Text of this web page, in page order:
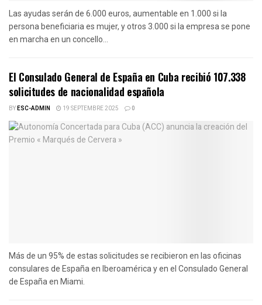
Las ayudas serán de 6.000 euros, aumentable en 1.000 si la
persona beneficiaria es mujer, y otros 3.000 si la empresa se pone
en marcha en un concello...
El Consulado General de España en Cuba recibió 107.338
solicitudes de nacionalidad española
BYESC-ADMIN 19 SEPTEMBRE 2025 0
Más de un 95% de estas solicitudes se recibieron en las oficinas
consulares de España en Iberoamérica y en el Consulado General
de España en Miami.